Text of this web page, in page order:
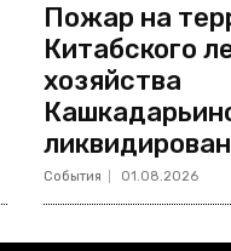
Пожар на
Китабского
хозяйства
ликвидирован
События 01.08.2026